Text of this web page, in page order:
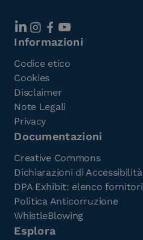
Informazioni
Codice etico
Cookies
Disclaimer
Note Legali
Privacy
Documentazioni
Creative Commons
Dichiarazioni di Accessibilità
DPA Exhibit: elenco fornitori
Politica Anticorruzione
WhistleBlowing
Esplora